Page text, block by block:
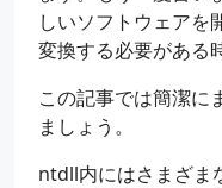
しいソフトウェアを
変換する必要がある
この記事では簡潔に
ましょう。
ntdll内にはさまざま